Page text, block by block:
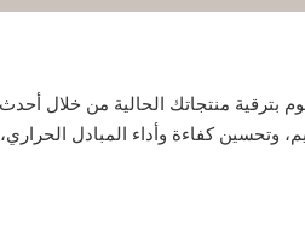
بترقية منتجاتك الحالية من خلال أحدث
وتحسين كفاءة وأداء المبادل